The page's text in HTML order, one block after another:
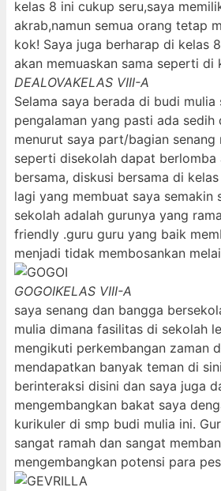
kelas 8 ini cukup seru,saya
akrab,namun semua orang tetap
kok! Saya juga berharap di kelas
akan memuaskan sama seperti di
DEALOVAKELAS VIII-A
Selama saya berada di budi mulia
pengalaman yang pasti ada sedih
menurut saya part/bagian senang
seperti disekolah dapat berlomba
bersama, diskusi bersama di
lagi yang membuat saya semakin
sekolah adalah gurunya yang
friendly .guru guru yang baik
menjadi tidak membosankan
GOGOIKELAS VIII-A
saya senang dan bangga
mulia dimana fasilitas di sekolah
mengikuti perkembangan zaman
mendapatkan banyak teman di
berinteraksi disini dan saya juga
mengembangkan bakat saya
kurikuler di smp budi mulia ini.
sangat ramah dan sangat
mengembangkan potensi para